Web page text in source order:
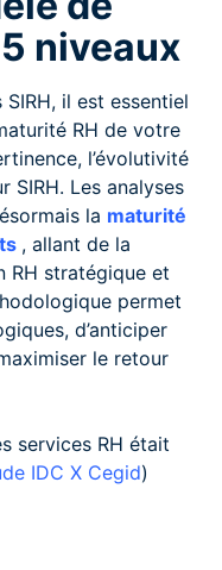
niveaux
il est essentiel
RH de votre
l’évolutivité
Les analyses
la maturité
, allant de la
RH stratégique et
permet
d’anticiper
le retour
services RH était
IDC X Cegid)